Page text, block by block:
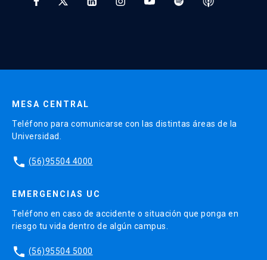
MESA CENTRAL
Teléfono para comunicarse con las distintas áreas de la
Universidad.
phone (56)95504 4000
EMERGENCIAS UC
Teléfono en caso de accidente o situación que ponga en
riesgo tu vida dentro de algún campus.
phone (56)95504 5000